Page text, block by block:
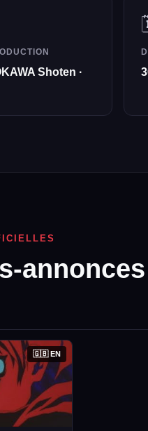
Shoten ·
🇬🇧 EN